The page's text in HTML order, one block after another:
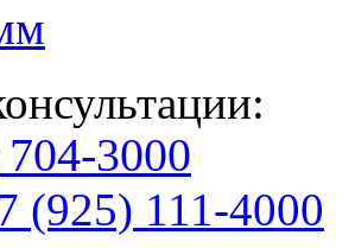
3000
(925) 111-4000